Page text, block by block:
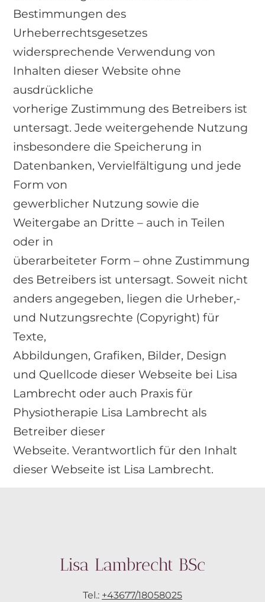
Bestimmungen des
Urheberrechtsgesetzes
widersprechende Verwendung von
Inhalten dieser Website ohne
ausdrückliche
vorherige Zustimmung des Betreibers ist
untersagt. Jede weitergehende Nutzung
insbesondere die Speicherung in
Datenbanken, Vervielfältigung und jede
Form von
gewerblicher Nutzung sowie die
Weitergabe an Dritte – auch in Teilen
oder in
überarbeiteter Form – ohne Zustimmung
des Betreibers ist untersagt. Soweit nicht
anders angegeben, liegen die Urheber,-
und Nutzungsrechte (Copyright) für
Texte,
Abbildungen, Grafiken, Bilder, Design
und Quellcode dieser Webseite bei Lisa
Lambrecht oder auch Praxis für
Physiotherapie Lisa Lambrecht als
Betreiber dieser
Webseite. Verantwortlich für den Inhalt
dieser Webseite ist Lisa Lambrecht.
Lisa Lambrecht BSc
Tel.: +43677/18058025